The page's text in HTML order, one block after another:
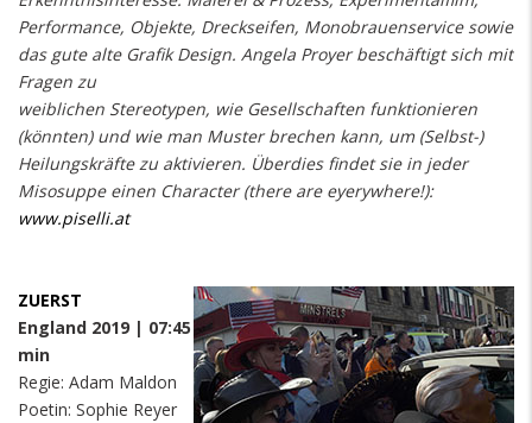
Performance, Objekte, Dreckseifen, Monobrauenservice sowie
das gute alte Grafik Design. Angela Proyer beschäftigt sich mit
Fragen zu
weiblichen Stereotypen, wie Gesellschaften funktionieren
(könnten) und wie man Muster brechen kann, um (Selbst-)
Heilungskräfte zu aktivieren. Überdies findet sie in jeder
Misosuppe einen Character (there are eyerywhere!):
www.piselli.at
ZUERST
England 2019 | 07:45
min
Regie: Adam Maldon
Poetin: Sophie Reyer